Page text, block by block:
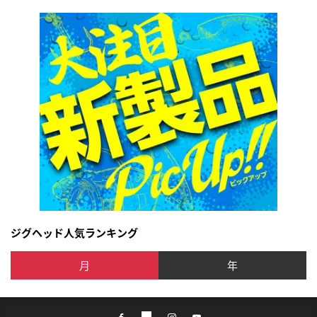
ジグヘッド人気ランキング
月 年